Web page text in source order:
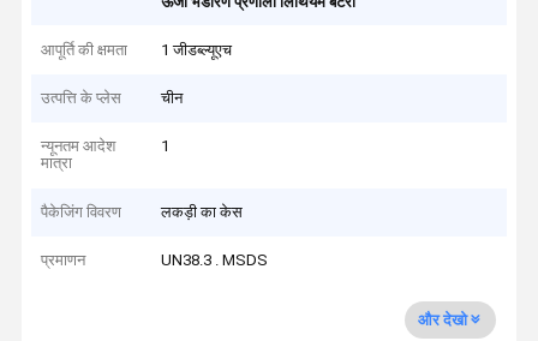
आपूर्ति की क्षमता 1 जीडब्ल्यूएच
उत्पत्ति के प्लेस चीन
न्यूनतम आदेश
मात्रा
1
पैकेजिंग विवरण लकड़ी का केस
प्रमाणन UN38.3 . MSDS
और देखो